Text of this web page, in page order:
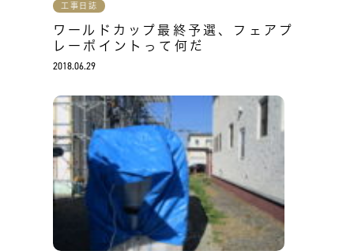
工事日誌
ワールドカップ最終予選、フェアプ
レーポイントって何だ
2018.06.29